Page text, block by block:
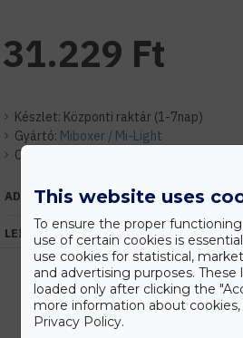
Készlet: Központi raktár (1-7nap)
Gyártó: Miboxer / Mi-Light
Cikkszám:
31.229 Ft
ADATOK
LEÍRÁS
This website uses
To ensure the proper
use of certain cookies is
use cookies for statistical,
and advertising purposes. These
loaded only after clicking the
more information about
Privacy Policy.